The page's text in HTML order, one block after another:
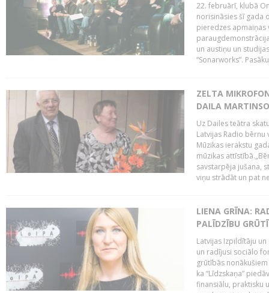
22. februārī, klubā
norisināsies šī gada
pieredzes apmaiņas
un austiņu un
“Sonarworks”.
ZELTA
DAILA
Uz Dailes teātra
Latvijas Radio
Mūzikas ierakstu
mūzikas
savstarpēja jušana,
viņu strādāt un pat
LIENA GRĪNA:
PALĪDZĪBU
Latvijas Izpildītāju
un radījusi sociālo
grūtībās
ka “Līdzskaņa”
finansiālu, praktisku